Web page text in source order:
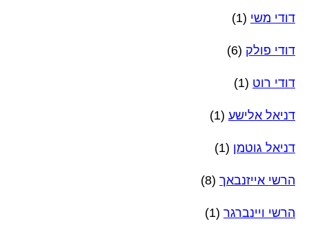
דודי משי (1)
דודי פולק (6)
דודי רוט (1)
דניאל אלישע (1)
דניאל גוטמן (1)
הרשי אייזנבאך (8)
הרשי ויינברגר (1)